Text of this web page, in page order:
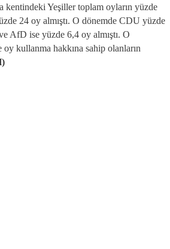
kentindeki Yeşiller toplam oyların yüzde
24 oy almıştı. O dönemde CDU yüzde
AfD ise yüzde 6,4 oy almıştı. O
kullanma hakkına sahip olanların